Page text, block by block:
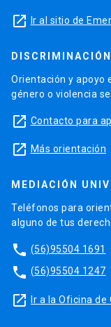
launch Ir al sitio de
Orientación y apoyo
género o violencia
launch Contacto para
launch Más orientación
MEDIACIÓN
Teléfonos para
alguno de tus
phone (56)95504 1691
phone (56)95504 1247
launch Ir a la Oficina de